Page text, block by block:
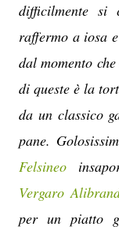
difficilmente si
raffermo a iosa
dal momento
di queste è la
da un classico
pane.
Felsineo
Vergaro
per un piatto